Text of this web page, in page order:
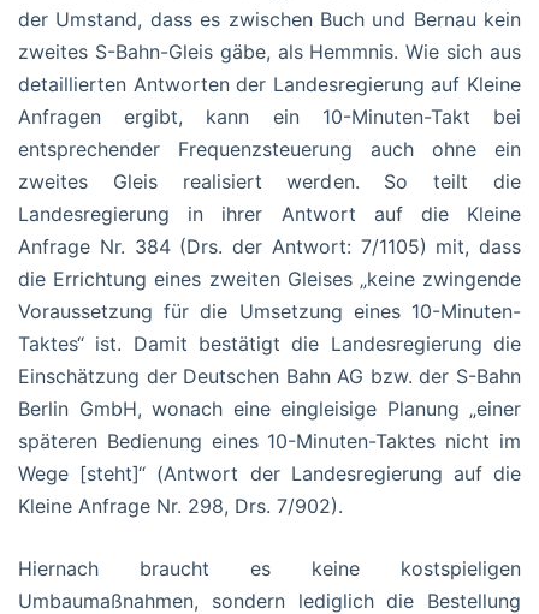
der Umstand, dass es zwischen Buch und Bernau kein
zweites S-Bahn-Gleis gäbe, als Hemmnis. Wie sich aus
detaillierten Antworten der Landesregierung auf Kleine
Anfragen ergibt, kann ein 10-Minuten-Takt bei
entsprechender Frequenzsteuerung auch ohne ein
zweites Gleis realisiert werden. So teilt die
Landesregierung in ihrer Antwort auf die Kleine
Anfrage Nr. 384 (Drs. der Antwort: 7/1105) mit, dass
die Errichtung eines zweiten Gleises „keine zwingende
Voraussetzung für die Umsetzung eines 10-Minuten-
Taktes“ ist. Damit bestätigt die Landesregierung die
Einschätzung der Deutschen Bahn AG bzw. der S-Bahn
Berlin GmbH, wonach eine eingleisige Planung „einer
späteren Bedienung eines 10-Minuten-Taktes nicht im
Wege [steht]“ (Antwort der Landesregierung auf die
Kleine Anfrage Nr. 298, Drs. 7/902).
Hiernach braucht es keine kostspieligen
Umbaumaßnahmen, sondern lediglich die Bestellung